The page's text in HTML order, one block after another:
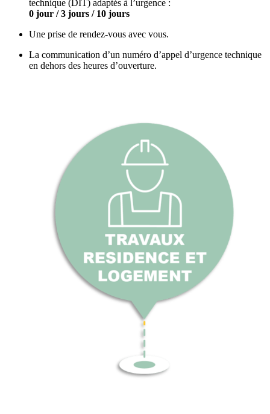
technique (DIT) adaptés à l’urgence :
0 jour / 3 jours / 10 jours
Une prise de rendez-vous avec vous.
La communication d’un numéro d’appel d’urgence technique
en dehors des heures d’ouverture.